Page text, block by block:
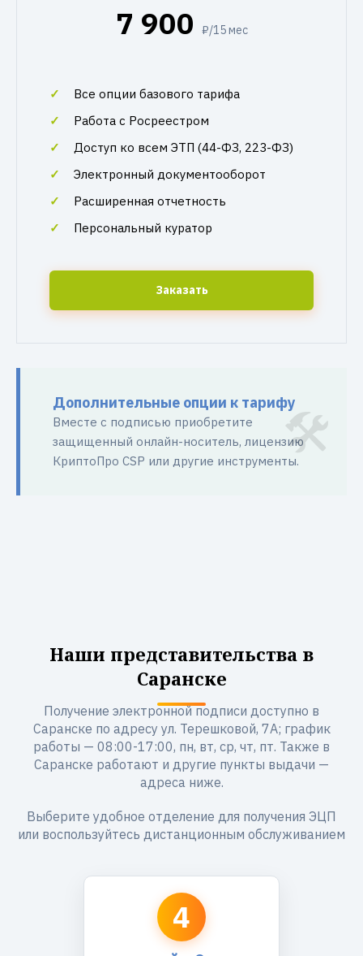
7 900 ₽/15 мес
Все опции базового тарифа
Работа с Росреестром
Доступ ко всем ЭТП (44-ФЗ, 223-ФЗ)
Электронный документооборот
Расширенная отчетность
Персональный куратор
Заказать
Дополнительные опции к тарифу
Вместе с подписью приобретите
защищенный онлайн-носитель, лицензию
КриптоПро CSP или другие инструменты.
Наши представительства в
Саранске
Получение электронной подписи доступно в
Саранске по адресу ул. Терешковой, 7А; график
работы — 08:00-17:00, пн, вт, ср, чт, пт. Также в
Саранске работают и другие пункты выдачи —
адреса ниже.
Выберите удобное отделение для получения ЭЦП
или воспользуйтесь дистанционным обслуживанием
4